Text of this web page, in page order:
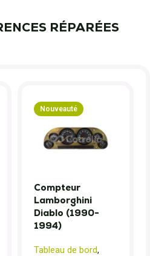
RÉPARÉES
Nouveauté
Compteur
Lamborghini
Diablo (1990-
1994)
Tableau de bord,